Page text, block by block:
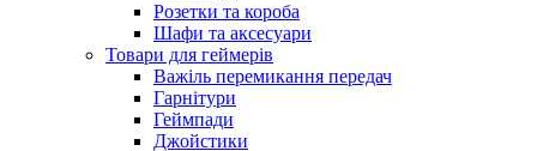
Розетки та короба
Шафи та аксесуари
Товари для геймерів
Важіль перемикання передач
Гарнітури
Геймпади
Джойстики